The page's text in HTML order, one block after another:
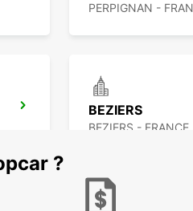
PERPIGNAN -
BEZIERS
BEZIERS - FRANCE
?